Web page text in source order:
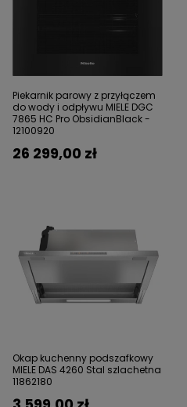
Piekarnik parowy z przyłączem
do wody i odpływu MIELE DGC
7865 HC Pro ObsidianBlack -
12100920
26 299,00 zł
Okap kuchenny podszafkowy
MIELE DAS 4260 Stal szlachetna
11862180